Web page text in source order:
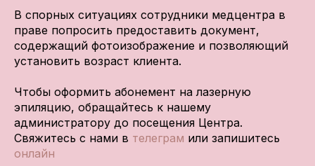
В спорных ситуациях сотрудники медцентра в
праве попросить предоставить документ,
содержащий фотоизображение и позволяющий
установить возраст клиента.
Чтобы оформить абонемент на лазерную
эпиляцию, обращайтесь к нашему
администратору до посещения Центра.
Свяжитесь с нами в телеграм или запишитесь
онлайн